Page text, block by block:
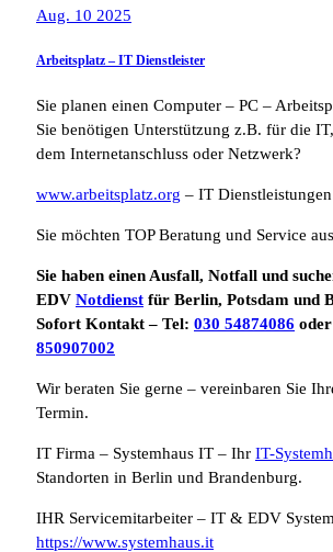
Aug. 10 2025
Arbeitsplatz – IT Dienstleister
Sie planen einen Computer – PC –
Sie benötigen Unterstützung z.B. für die
dem Internetanschluss oder Netzwerk?
www.arbeitsplatz.org – IT
Sie möchten TOP Beratung und Service
Sie haben einen Ausfall, Notfall und
EDV Notdienst für Berlin, Potsdam und
Sofort Kontakt – Tel: 030 54874086 oder
850907002
Wir beraten Sie gerne – vereinbaren Sie
Termin.
IT Firma – Systemhaus IT – Ihr IT-
Standorten in Berlin und Brandenburg.
IHR Servicemitarbeiter – IT & EDV
https://www.systemhaus.it